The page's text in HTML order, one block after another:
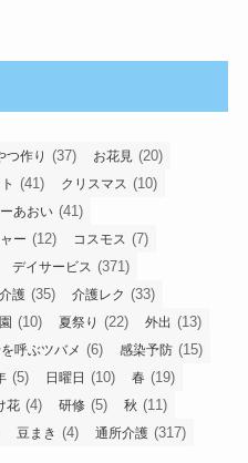
つ作り (37) お花見 (20)
(41) クリスマス (10)
あおい (41)
ー (12) コスモス (7)
デイサービス (371)
介護 (35) 介護レク (33)
(10) 夏祭り (22) 外出 (13)
呼ぶツバメ (6) 感染予防 (15)
(5) 日曜日 (10) 春 (19)
花 (4) 研修 (5) 秋 (11)
豆まき (4) 通所介護 (317)